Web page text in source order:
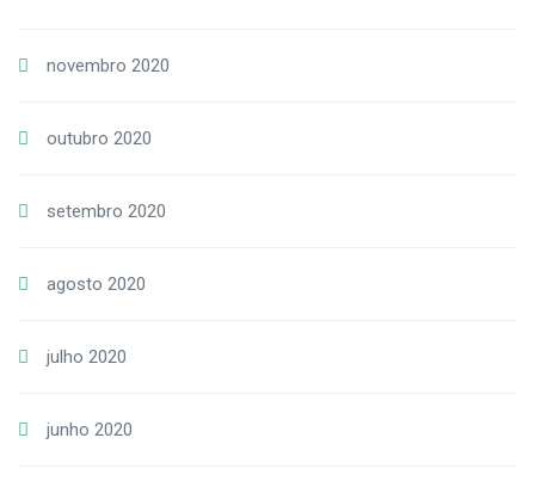
novembro 2020
outubro 2020
setembro 2020
agosto 2020
julho 2020
junho 2020